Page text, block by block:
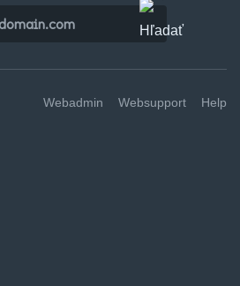
Webadmin Websupport Help